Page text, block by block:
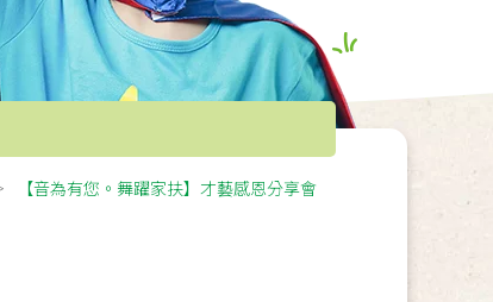
【音為有您。舞躍家扶】才藝感恩分享會